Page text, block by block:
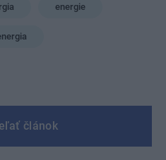
energie
článok